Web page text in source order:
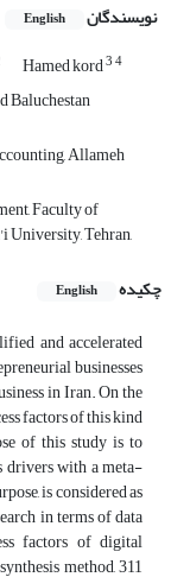
نویسندگان English
Hamed kord34
Baluchestan
Allameh
Faculty of
University, Tehran,
چکیده
English
and accelerated
businesses
in Iran. On the
factors of this kind
of this study is to
drivers with a meta-
is considered as
in terms of data
factors of digital
method, 311